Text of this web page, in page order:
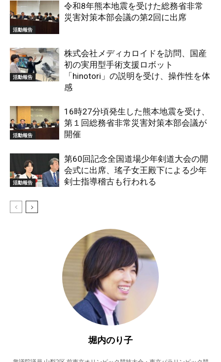
活動報告
令和8年熊本地震を受けた総務省非常
災害対策本部会議の第2回に出席
活動報告
株式会社メディカロイドを訪問、国産
初の実用型手術支援ロボット
「hinotori」の説明を受け、操作性を体
感
活動報告
16時27分頃発生した熊本地震を受け、
第１回総務省非常災害対策本部会議が
開催
活動報告
第60回記念全国道場少年剣道大会の開
会式に出席、瑤子女王殿下による少年
剣士指導稽古も行われる
堀内のり子